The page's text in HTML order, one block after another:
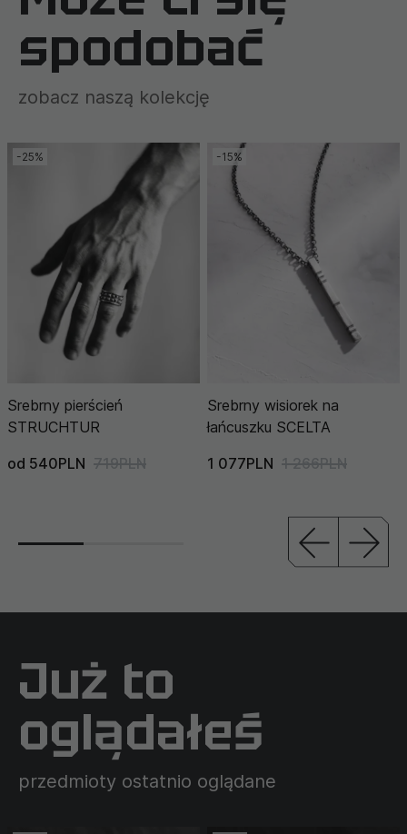
spodobać
zobacz naszą kolekcję
-25%
Srebrny pierścień
STRUCHTUR
od 540PLN 719PLN
-15%
Srebrny wisiorek na
łańcuszku SCELTA
1 077PLN 1 266PLN
Już to
oglądałeś
przedmioty ostatnio oglądane